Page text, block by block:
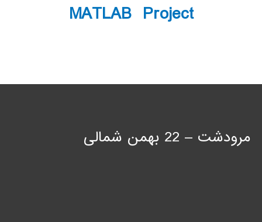
MATLAB Project
مرودشت – 22 بهمن شمالی